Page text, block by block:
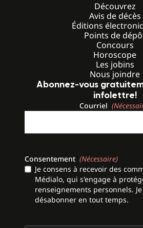
Découvrez
Avis de décès
Éditions
Points de
Concours
Horoscope
Les jobins
Nous joindre
Abonnez-vous
infolettre!
Courriel
Consentement (Nécessaire)
Je consens à recevoir des
Médialo, qui s'engage à
renseignements personnels.
désabonner en tout temps.